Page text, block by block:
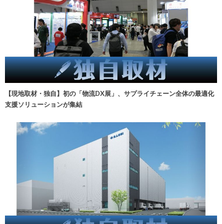
【現地取材・独自】初の「物流DX展」、サプライチェーン全体の最適化
支援ソリューションが集結